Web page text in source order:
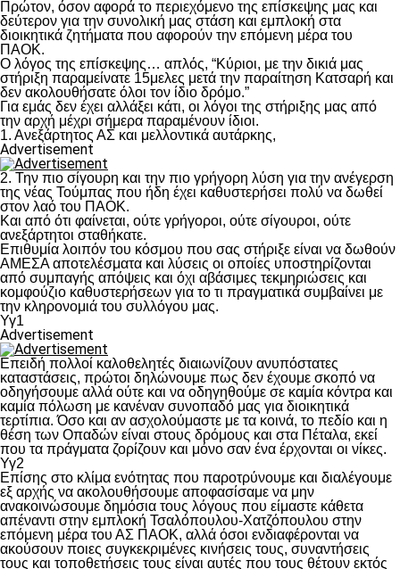
Πρώτον, όσον αφορά το περιεχόμενο της επίσκεψης μας και
δεύτερον για την συνολική μας στάση και εμπλοκή στα
διοικητικά ζητήματα που αφορούν την επόμενη μέρα του
ΠΑΟΚ.
Ο λόγος της επίσκεψης… απλός, “Κύριοι, με την δικιά μας
στήριξη παραμείνατε 15μελες μετά την παραίτηση Κατσαρή και
δεν ακολουθήσατε όλοι τον ίδιο δρόμο.”
Για εμάς δεν έχει αλλάξει κάτι, οι λόγοι της στήριξης μας από
την αρχή μέχρι σήμερα παραμένουν ίδιοι.
1. Ανεξάρτητος ΑΣ και μελλοντικά αυτάρκης,
Advertisement
2. Την πιο σίγουρη και την πιο γρήγορη λύση για την ανέγερση
της νέας Τούμπας που ήδη έχει καθυστερήσει πολύ να δωθεί
στον λαό του ΠΑΟΚ.
Και από ότι φαίνεται, ούτε γρήγοροι, ούτε σίγουροι, ούτε
ανεξάρτητοι σταθήκατε.
Επιθυμία λοιπόν του κόσμου που σας στήριξε είναι να δωθούν
ΑΜΕΣΑ αποτελέσματα και λύσεις οι οποίες υποστηρίζονται
από συμπαγής απόψεις και όχι αβάσιμες τεκμηριώσεις και
κομφούζιο καθυστερήσεων για το τι πραγματικά συμβαίνει με
την κληρονομιά του συλλόγου μας.
Υγ1
Advertisement
Επειδή πολλοί καλοθελητές διαιωνίζουν ανυπόστατες
καταστάσεις, πρώτοι δηλώνουμε πως δεν έχουμε σκοπό να
οδηγήσουμε αλλά ούτε και να οδηγηθούμε σε καμία κόντρα και
καμία πόλωση με κανέναν συνοπαδό μας για διοικητικά
τερτίπια. Όσο και αν ασχολούμαστε με τα κοινά, το πεδίο και η
θέση των Οπαδών είναι στους δρόμους και στα Πέταλα, εκεί
που τα πράγματα ζορίζουν και μόνο σαν ένα έρχονται οι νίκες.
Υγ2
Επίσης στο κλίμα ενότητας που παροτρύνουμε και διαλέγουμε
εξ αρχής να ακολουθήσουμε αποφασίσαμε να μην
ανακοινώσουμε δημόσια τους λόγους που είμαστε κάθετα
απέναντι στην εμπλοκή Τσαλόπουλου-Χατζόπουλου στην
επόμενη μέρα του ΑΣ ΠΑΟΚ, αλλά όσοι ενδιαφέρονται να
ακούσουν ποιες συγκεκριμένες κινήσεις τους, συναντήσεις
τους και τοποθετήσεις τους είναι αυτές που τους θέτουν εκτός